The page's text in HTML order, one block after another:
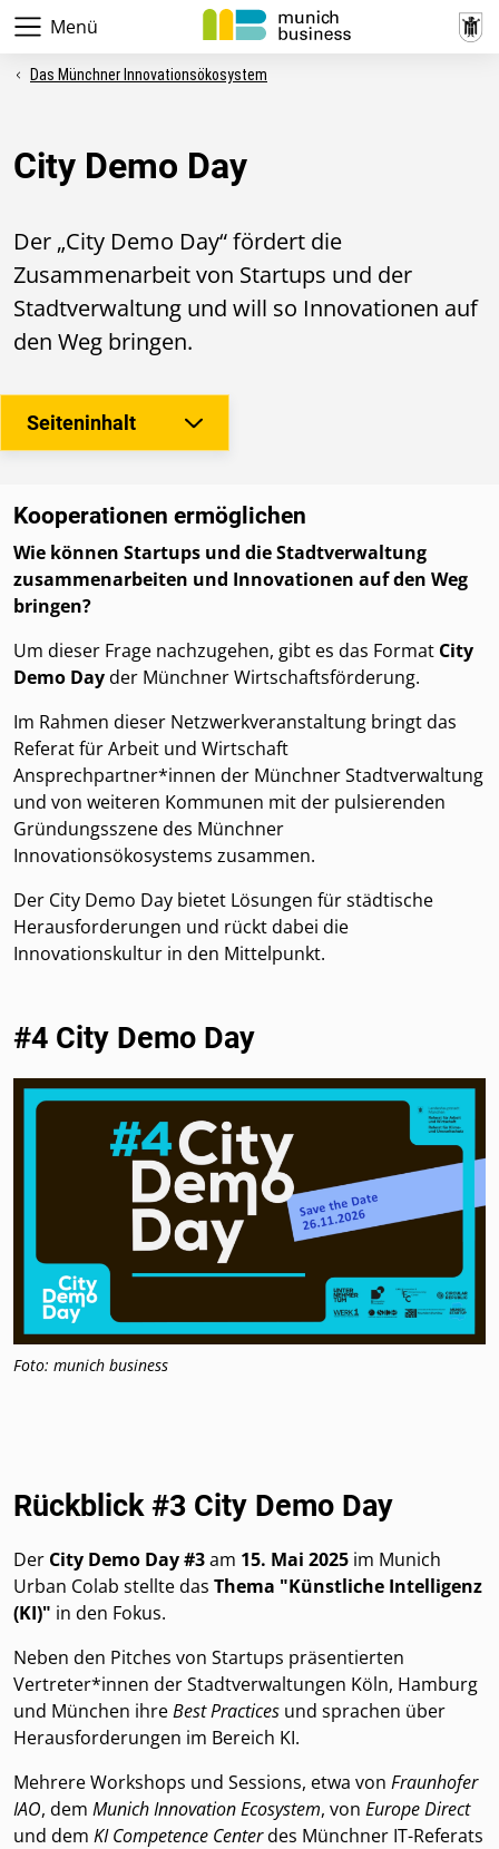
Menü
Das Münchner Innovationsökosystem
City Demo Day
Der „City Demo Day“ fördert die
Zusammenarbeit von Startups und der
Stadtverwaltung und will so Innovationen auf
den Weg bringen.
Seiteninhalt
Kooperationen ermöglichen
Wie können Startups und die Stadtverwaltung
zusammenarbeiten und Innovationen auf den Weg
bringen?
Um dieser Frage nachzugehen, gibt es das Format City
Demo Dayder Münchner Wirtschaftsförderung.
Im Rahmen dieser Netzwerkveranstaltung bringt das
Referat für Arbeit und Wirtschaft
Ansprechpartner*innen der Münchner Stadtverwaltung
und von weiteren Kommunen mit der pulsierenden
Gründungsszene des Münchner
Innovationsökosystems zusammen.
Der City Demo Day bietet Lösungen für städtische
Herausforderungen und rückt dabei die
Innovationskultur in den Mittelpunkt.
#4 City Demo Day
Foto: munich business
Rückblick #3 City Demo Day
Der City Demo Day #3am 15. Mai 2025 im Munich
Urban Colab stellte das Thema "Künstliche Intelligenz
(KI)" in den Fokus.
Neben den Pitches von Startups präsentierten
Vertreter*innen der Stadtverwaltungen Köln, Hamburg
und München ihreBest Practices und sprachen über
Herausforderungen im Bereich KI.
Mehrere Workshops und Sessions, etwa von Fraunhofer
IAO, dem Munich Innovation Ecosystem, von Europe Direct
und dem KI Competence Centerdes Münchner IT-Referats